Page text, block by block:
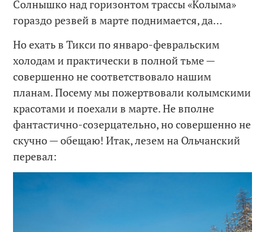
Солнышко над горизонтом трассы «Колыма»
гораздо резвей в марте поднимается, да…
Но ехать в Тикси по январо-февральским
холодам и практически в полной тьме —
совершенно не соответствовало нашим
планам. Посему мы пожертвовали колымскими
красотами и поехали в марте. Не вполне
фантастично-созерцательно, но совершенно не
скучно — обещаю! Итак, лезем на Ольчанский
перевал: